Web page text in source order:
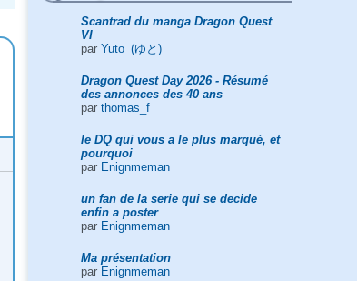
Scantrad du manga Dragon Quest
VI
par Yuto_(ゆと)
Dragon Quest Day 2026 - Résumé
des annonces des 40 ans
par thomas_f
le DQ qui vous a le plus marqué, et
pourquoi
par Enignmeman
un fan de la serie qui se decide
enfin a poster
par Enignmeman
Ma présentation
par Enignmeman